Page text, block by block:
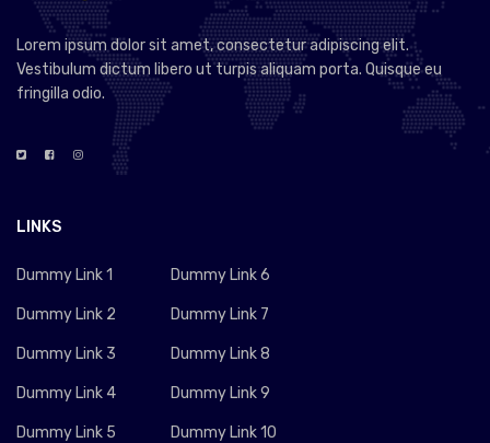
Lorem ipsum dolor sit amet, consectetur adipiscing elit.
Vestibulum dictum libero ut turpis aliquam porta. Quisque eu
fringilla odio.
LINKS
Dummy Link 1
Dummy Link 2
Dummy Link 3
Dummy Link 4
Dummy Link 5
Dummy Link 6
Dummy Link 7
Dummy Link 8
Dummy Link 9
Dummy Link 10